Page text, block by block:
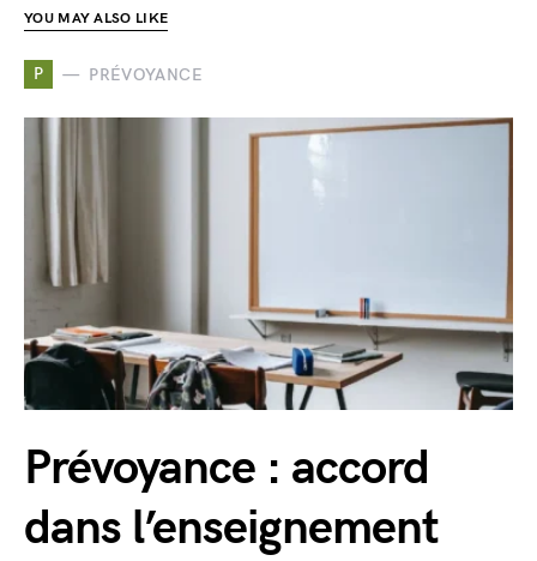
YOU MAY ALSO LIKE
P PRÉVOYANCE
Prévoyance : accord
dans l’enseignement